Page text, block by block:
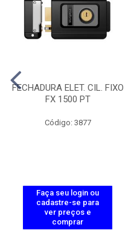
FECHADURA ELET. CIL. FIXO
FX 1500 PT
Código: 3877
Faça seu login ou
cadastre-se para
ver preços e
comprar